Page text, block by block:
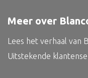
Kelim
Meer over
Lees het verhaal van
Uitstekende